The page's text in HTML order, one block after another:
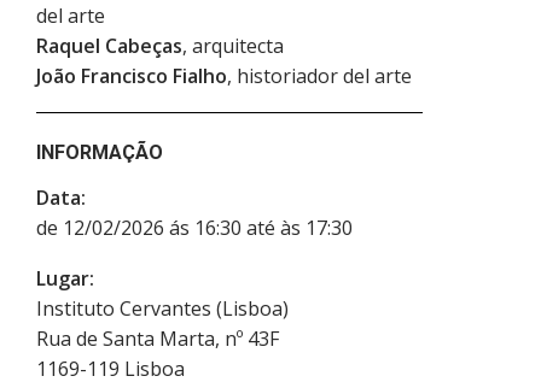
del arte
Raquel Cabeças, arquitecta
João Francisco Fialho, historiador del arte
INFORMAÇÃO
Data:
de 12/02/2026 ás 16:30 até às 17:30
Lugar:
Instituto Cervantes (Lisboa)
Rua de Santa Marta, nº 43F
1169-119 Lisboa